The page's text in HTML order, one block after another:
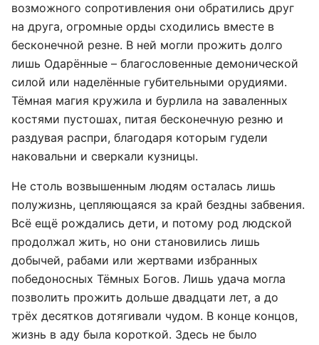
возможного сопротивления они обратились друг
на друга, огромные орды сходились вместе в
бесконечной резне. В ней могли прожить долго
лишь Одарённые – благословенные демонической
силой или наделённые губительными орудиями.
Тёмная магия кружила и бурлила на заваленных
костями пустошах, питая бесконечную резню и
раздувая распри, благодаря которым гудели
наковальни и сверкали кузницы.
Не столь возвышенным людям осталась лишь
полужизнь, цепляющаяся за край бездны забвения.
Всё ещё рождались дети, и потому род людской
продолжал жить, но они становились лишь
добычей, рабами или жертвами избранных
победоносных Тёмных Богов. Лишь удача могла
позволить прожить дольше двадцати лет, а до
трёх десятков дотягивали чудом. В конце концов,
жизнь в аду была короткой. Здесь не было